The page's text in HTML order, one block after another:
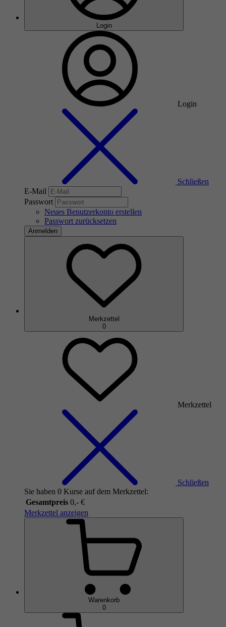
Login
Login
Schließen
E-Mail
Passwort
Neues Benutzerkonto erstellen
Passwort zurücksetzen
Anmelden
Merkzettel
0
Merkzettel
Schließen
Sie haben 0 Kurse auf dem Merkzettel:
Gesamtpreis 0,- €
Merkzettel anzeigen
Warenkorb
0